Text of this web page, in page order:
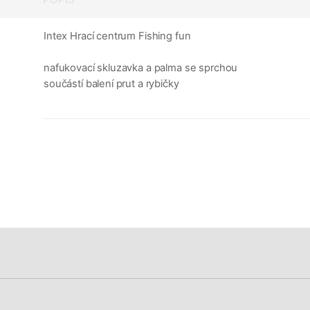
Intex Hrací centrum Fishing fun
nafukovací skluzavka a palma se sprchou
součástí balení prut a rybičky